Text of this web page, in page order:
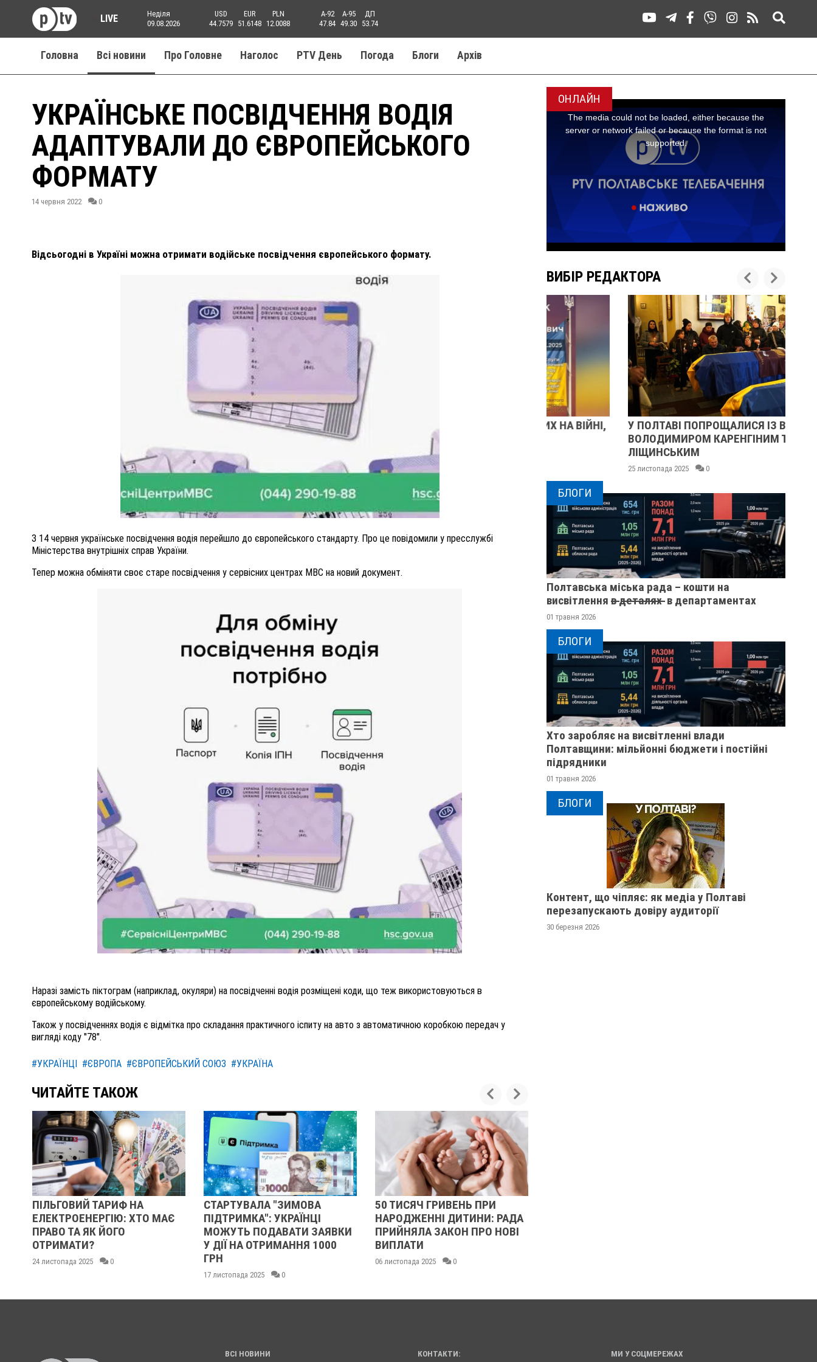
LIVE
Неділя
09.08.2026
USD
44.7579
EUR
51.6148
PLN
12.0088
A-92
47.84
A-95
49.30
ДП
53.74
Головна Всі новини Про Головне Наголос PTV День Погода Блоги Aрхів
УКРАЇНСЬКЕ ПОСВІДЧЕННЯ ВОДІЯ
АДАПТУВАЛИ ДО ЄВРОПЕЙСЬКОГО
ФОРМАТУ
14 червня 2022 0
Відсьогодні в Україні можна отримати водійське посвідчення європейського формату.
З 14 червня українське посвідчення водія перейшло до європейського стандарту. Про це повідомили у пресслужбі
Міністерства внутрішніх справ України.
Тепер можна обміняти своє старе посвідчення у сервісних центрах МВС на новий документ.
Наразі замість піктограм (наприклад, окуляри) на посвідченні водія розміщені коди, що теж використовуються в
європейському водійському.
Також у посвідченнях водія є відмітка про складання практичного іспиту на авто з автоматичною коробкою передач у
вигляді коду "78".
#УКРАЇНЦІ #ЄВРОПА #ЄВРОПЕЙСЬКИЙ СОЮЗ #УКРАЇНА
ЧИТАЙТЕ ТАКОЖ
ПІЛЬГОВИЙ ТАРИФ НА
ЕЛЕКТРОЕНЕРГІЮ: ХТО МАЄ
ПРАВО ТА ЯК ЙОГО
ОТРИМАТИ?
24 листопада 2025 0
СТАРТУВАЛА "ЗИМОВА
ПІДТРИМКА": УКРАЇНЦІ
МОЖУТЬ ПОДАВАТИ ЗАЯВКИ
У ДІЇ НА ОТРИМАННЯ 1000
17 листопада 2025 0
50 ТИСЯЧ ГРИВЕНЬ ПРИ
НАРОДЖЕННІ ДИТИНИ: РАДА
ПРИЙНЯЛА ЗАКОН ПРО НОВІ
ВИПЛАТИ
06 листопада 2025 0
ЛИСТІВКИ ПІДКОРИЛИ
ОНЛАЙН
ВИБІР РЕДАКТОРА
ПОЛІЦІЯ ПОЛТАВЩИНИ РОЗШУКУЄ 62-РІЧНУ
ВНАСЛІДОК ПОРАНЕНЬ, ОТРИМАНИХ НА ВІЙНІ,
ПОМЕР ВОЇН ЮРІЙ ВОЙТИК
У ПОЛТАВІ ПОПРОЩАЛИСЯ ІЗ ВІЙСЬКОВИМИ
ВОЛОДИМИРОМ КАРЕНГІНИМ ТА ОЛЕГОМ
БЛОГИ
Полтавська міська рада – кошти на
висвітлення в̶ ̶д̶е̶т̶а̶л̶я̶х̶ ̶ в департаментах
01 травня 2026
БЛОГИ
Хто заробляє на висвітленні влади
Полтавщини: мільйонні бюджети і постійні
підрядники
01 травня 2026
БЛОГИ
Контент, що чіпляє: як медіа у Полтаві
перезапускають довіру аудиторії
30 березня 2026
ВСІ НОВИНИ КОНТАКТИ: МИ У СОЦМЕРЕЖАХ